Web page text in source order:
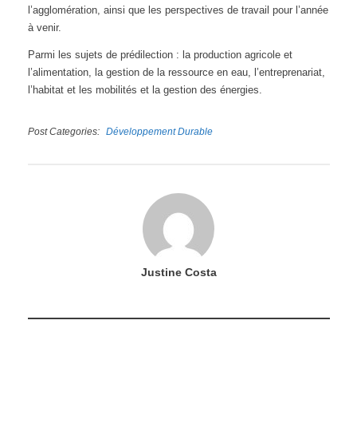
l’agglomération, ainsi que les perspectives de travail pour l’année
à venir.
Parmi les sujets de prédilection : la production agricole et
l’alimentation, la gestion de la ressource en eau, l’entreprenariat,
l’habitat et les mobilités et la gestion des énergies.
Post Categories Développement Durable
Justine Costa